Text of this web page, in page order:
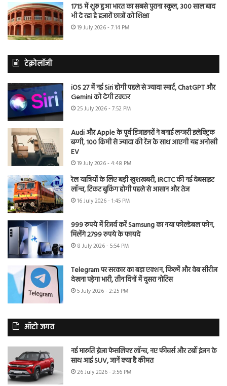
1715 में शुरू हुआ भारत का सबसे पुराना स्कूल, 300 साल बाद
भी दे रहा है हजारों छात्रों को शिक्षा
19 July 2026 - 7:14 PM
टेक्नोलॉजी
iOS 27 में नई Siri होगी पहले से ज्यादा स्मार्ट, ChatGPT और
Gemini को देगी टक्कर
25 July 2026 - 7:52 PM
Audi और Apple के पूर्व डिजाइनरों ने बनाई लग्जरी इलेक्ट्रिक
बग्गी, 100 किमी से ज्यादा की रेंज के साथ आएगी यह अनोखी
EV
19 July 2026 - 4:48 PM
रेल यात्रियों के लिए बड़ी खुशखबरी, IRCTC की नई वेबसाइट
लॉन्च, टिकट बुकिंग होगी पहले से आसान और तेज
16 July 2026 - 1:45 PM
999 रुपये में रिजर्व करें Samsung का नया फोल्डेबल फोन,
मिलेंगे 2799 रुपये के फायदे
8 July 2026 - 5:54 PM
Telegram पर सरकार का बड़ा एक्शन, फिल्में और वेब सीरीज
देखना पड़ेगा भारी, तीन दिनों में दूसरा नोटिस
5 July 2026 - 2:25 PM
ऑटो जगत
नई मारुति ब्रेजा फेसलिफ्ट लॉन्च, नए फीचर्स और टर्बो इंजन के
साथ आई SUV, जानें क्या है कीमत
26 July 2026 - 3:56 PM